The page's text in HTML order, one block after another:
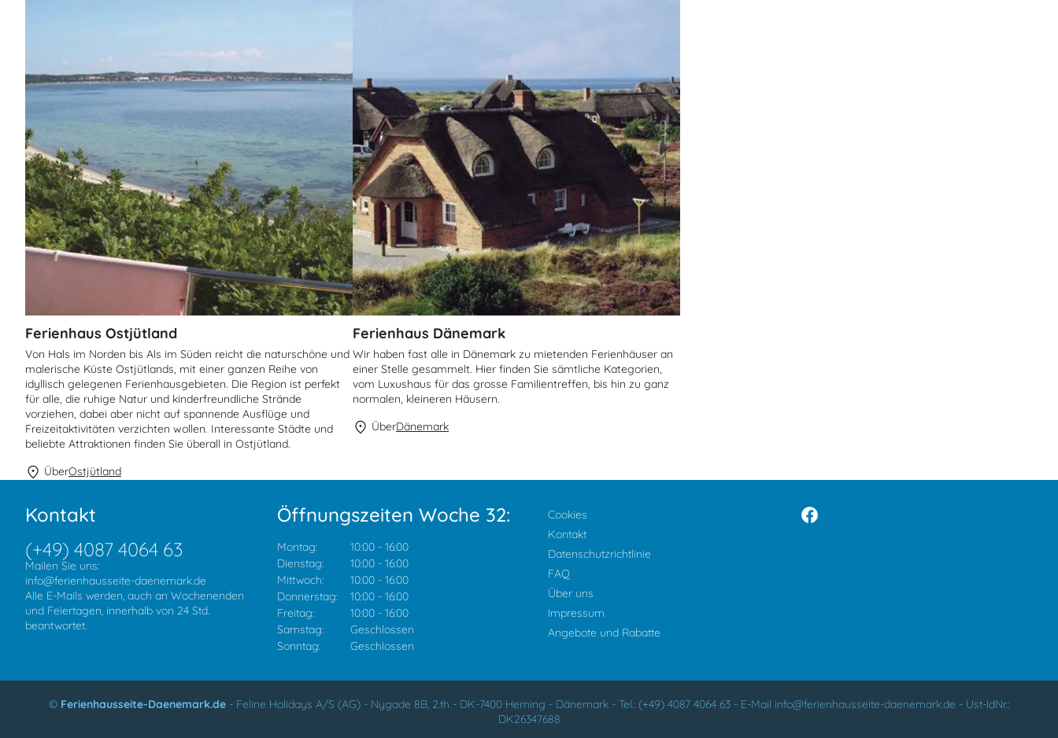
Ferienhaus Ostjütland
Von Hals im Norden bis Als im Süden reicht die naturschöne und
malerische Küste Ostjütlands, mit einer ganzen Reihe von
idyllisch gelegenen Ferienhausgebieten. Die Region ist perfekt
für alle, die ruhige Natur und kinderfreundliche Strände
vorziehen, dabei aber nicht auf spannende Ausflüge und
Freizeitaktivitäten verzichten wollen. Interessante Städte und
beliebte Attraktionen finden Sie überall in Ostjütland.
ÜberOstjütland
Ferienhaus Dänemark
Wir haben fast alle in Dänemark zu mietenden Ferienhäuser an
einer Stelle gesammelt. Hier finden Sie sämtliche Kategorien,
vom Luxushaus für das grosse Familientreffen, bis hin zu ganz
normalen, kleineren Häusern.
ÜberDänemark
Kontakt
(+49) 4087 4064 63
Mailen Sie uns:
info@ferienhausseite-daenemark.de
Alle E-Mails werden, auch an Wochenenden
und Feiertagen, innerhalb von 24 Std.
beantwortet.
Öffnungszeiten Woche 32:
Montag: 10:00 - 16:00
Dienstag:
10:00 - 16:00
Mittwoch:
10:00 - 16:00
Donnerstag:
10:00 - 16:00
Freitag:
10:00 - 16:00
Samstag:
Geschlossen
Sonntag:
Geschlossen
Cookies
Kontakt
Datenschutzrichtlinie
FAQ
Über uns
Impressum
Angebote und Rabatte
© Ferienhausseite-Daenemark.de - Feline Holidays A/S (AG) - Nygade 8B, 2.th - DK-7400 Herning - Dänemark - Tel.: (+49) 4087 4064 63 - E-Mail info@ferienhausseite-daenemark.de - Ust-IdNr.:
DK26347688